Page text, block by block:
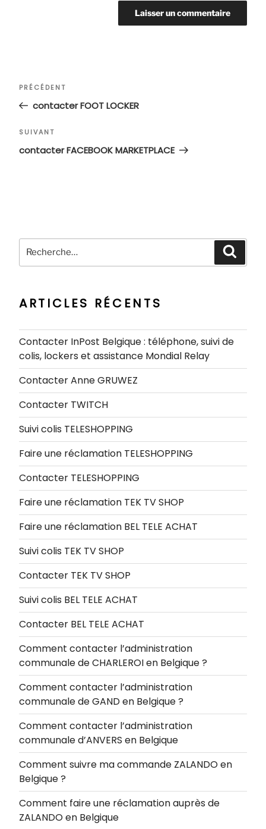
Navigation
l’article
Article
précédent
PRÉCÉDENT
contacter FOOT LOCKER
Article
suivant
SUIVANT
contacter FACEBOOK MARKETPLACE
Recherche
pour
ARTICLES RÉCENTS
Contacter InPost Belgique : téléphone, suivi de
colis, lockers et assistance Mondial Relay
Contacter Anne GRUWEZ
Contacter TWITCH
Suivi colis TELESHOPPING
Faire une réclamation TELESHOPPING
Contacter TELESHOPPING
Faire une réclamation TEK TV SHOP
Faire une réclamation BEL TELE ACHAT
Suivi colis TEK TV SHOP
Contacter TEK TV SHOP
Suivi colis BEL TELE ACHAT
Contacter BEL TELE ACHAT
Comment contacter l’administration
communale de CHARLEROI en Belgique ?
Comment contacter l’administration
communale de GAND en Belgique ?
Comment contacter l’administration
communale d’ANVERS en Belgique
Comment suivre ma commande ZALANDO en
Belgique ?
Comment faire une réclamation auprès de
ZALANDO en Belgique